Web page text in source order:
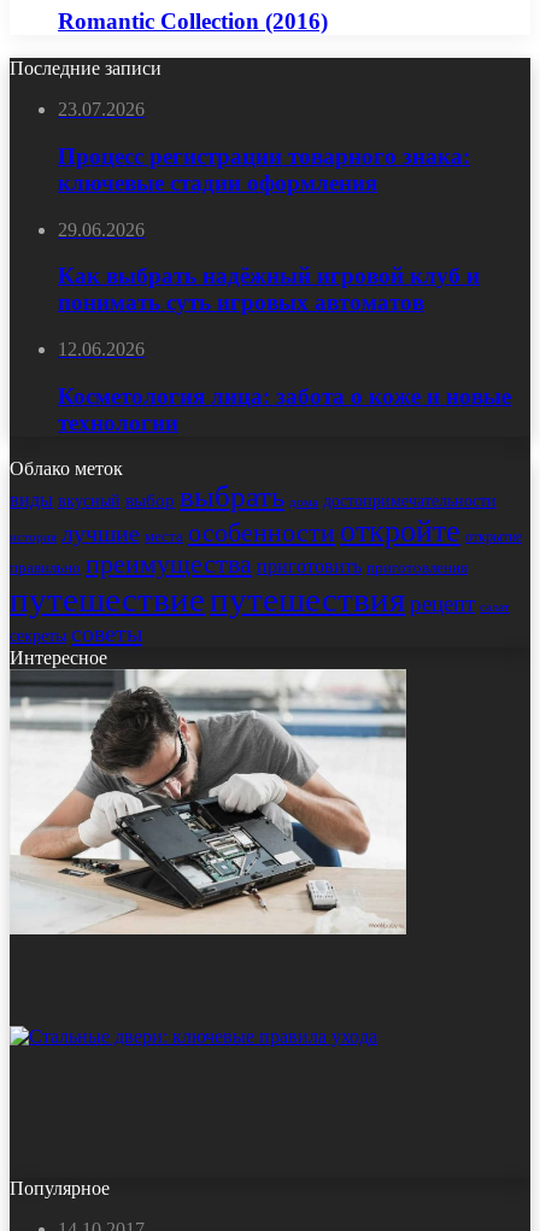
Romantic Collection (2016)
Последние записи
23.07.2026
Процесс регистрации товарного знака:
ключевые стадии оформления
29.06.2026
Как выбрать надёжный игровой клуб и
понимать суть игровых автоматов
12.06.2026
Косметология лица: забота о коже и новые
технологии
Облако меток
виды вкусный выбор выбрать дома достопримечательности
история лучшие места особенности откройте открытие
правильно преимущества приготовить приготовления
путешествиепутешествиярецепт салат
секреты советы
Интересное
Популярное